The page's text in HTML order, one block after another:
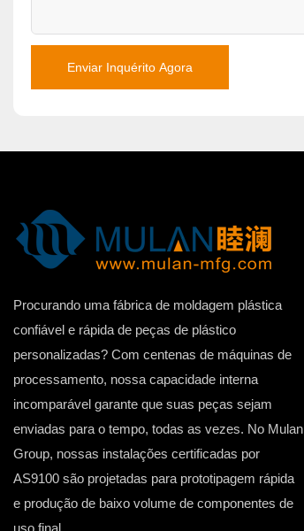
Enviar Inquérito Agora
Procurando uma fábrica de moldagem plástica
confiável e rápida de peças de plástico
personalizadas? Com centenas de máquinas de
processamento, nossa capacidade interna
incomparável garante que suas peças sejam
enviadas para o tempo, todas as vezes. No Mulan
Group, nossas instalações certificadas por
AS9100 são projetadas para prototipagem rápida
e produção de baixo volume de componentes de
uso final.